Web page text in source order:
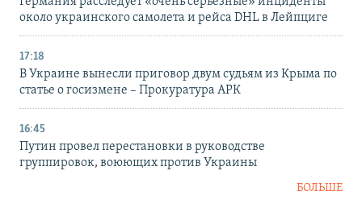
около украинского самолета и рейса DHL в Лейпциге
17:18
В Украине вынесли приговор двум судьям из Крыма по
статье о госизмене – Прокуратура АРК
16:45
Путин провел перестановки в руководстве
группировок, воюющих против Украины
БОЛЬШЕ